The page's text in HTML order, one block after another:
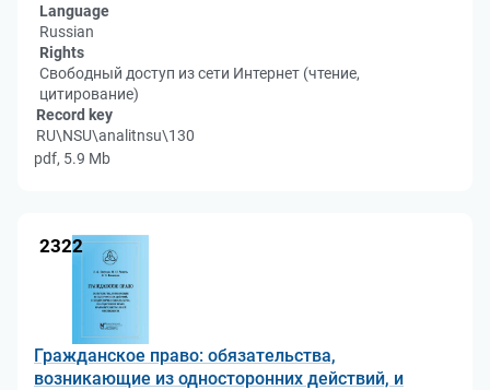
Language
Russian
Rights
Свободный доступ из сети Интернет (чтение,
цитирование)
Record key
RU\NSU\analitnsu\130
pdf, 5.9 Mb
2322
Гражданское право: обязательства,
возникающие из односторонних действий, и